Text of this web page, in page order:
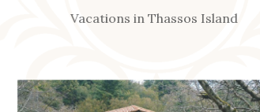
Vacations in Thassos Island